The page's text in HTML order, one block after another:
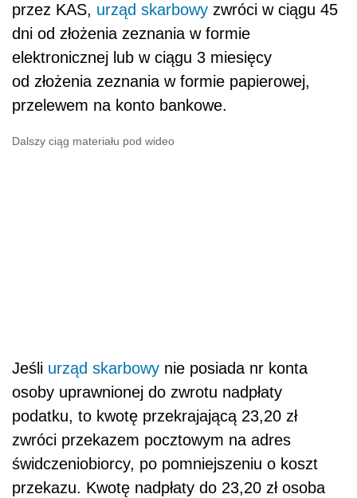
przez KAS, urząd skarbowy zwróci w ciągu 45
dni od złożenia zeznania w formie
elektronicznej lub w ciągu 3 miesięcy
od złożenia zeznania w formie papierowej,
przelewem na konto bankowe.
Dalszy ciąg materiału pod wideo
Jeśli urząd skarbowy nie posiada nr konta
osoby uprawnionej do zwrotu nadpłaty
podatku, to kwotę przekrajającą 23,20 zł
zwróci przekazem pocztowym na adres
świdczeniobiorcy, po pomniejszeniu o koszt
przekazu. Kwotę nadpłaty do 23,20 zł osoba